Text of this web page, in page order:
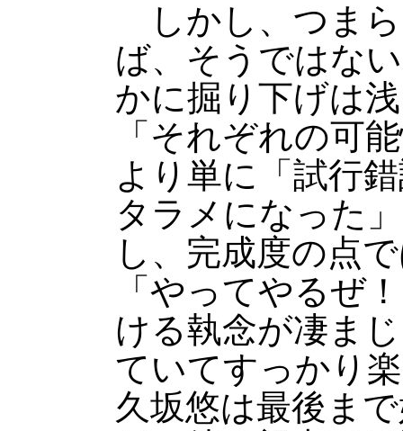
しかし、つま
ば、そうではな
かに掘り下げは
「それぞれの可
より単に「試行
タラメになった
し、完成度の点
「やってやるぜ
ける執念が凄ま
ていてすっかり
久坂悠は最後ま